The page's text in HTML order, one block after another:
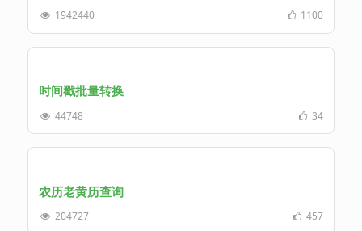
1942440 1100
时间戳批量转换
44748 34
农历老黄历查询
204727 457